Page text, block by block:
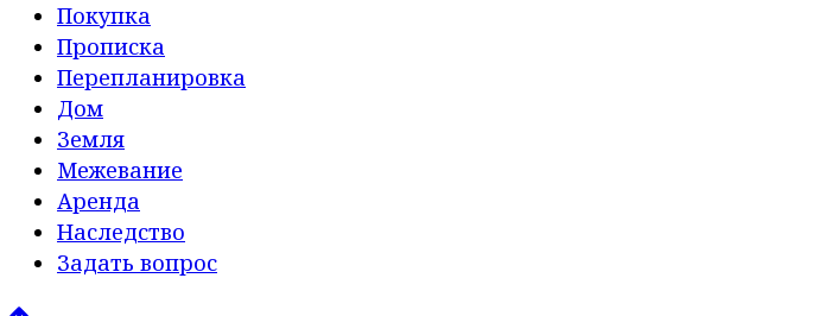
Покупка
Прописка
Перепланировка
Дом
Земля
Межевание
Аренда
Наследство
Задать вопрос